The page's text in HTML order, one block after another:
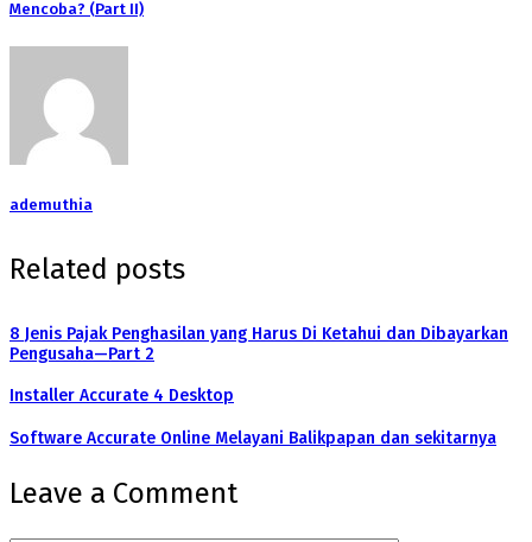
Mencoba? (Part II)
ademuthia
Related posts
8 Jenis Pajak Penghasilan yang Harus Di Ketahui dan Dibayarkan
Pengusaha—Part 2
Installer Accurate 4 Desktop
Software Accurate Online Melayani Balikpapan dan sekitarnya
Leave a Comment